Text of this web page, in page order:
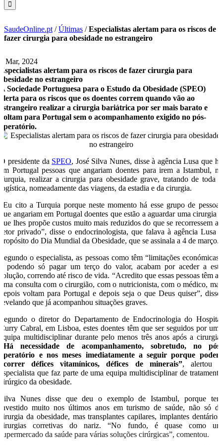
SaudeOnline.pt /Últimas /Especialistas alertam para os riscos de
fazer cirurgia para obesidade no estrangeiro
4 Mar, 2024
Especialistas alertam para os riscos de fazer cirurgia para
obesidade no estrangeiro
A Sociedade Portuguesa para o Estudo da Obesidade (SPEO)
alerta para os riscos que os doentes correm quando vão ao
estrangeiro realizar a cirurgia bariátrica por ser mais barato e
voltam para Portugal sem o acompanhamento exigido no pós-
operatório.
O presidente da SPEO, José Silva Nunes, disse à agência Lusa que há
em Portugal pessoas que angariam doentes para irem a Istambul, na
Turquia, realizar a cirurgia para obesidade grave, tratando de toda a
logística, nomeadamente das viagens, da estadia e da cirurgia.
“Eu cito a Turquia porque neste momento há esse grupo de pessoas
que angariam em Portugal doentes que estão a aguardar uma cirurgia e
que lhes propõe custos muito mais reduzidos do que se recorressem ao
setor privado”, disse o endocrinologista, que falava à agência Lusa a
propósito do Dia Mundial da Obesidade, que se assinala a 4 de março.
Segundo o especialista, as pessoas como têm “limitações económicas”
e podendo só pagar um terço do valor, acabam por aceder a esta
solução, correndo até risco de vida. “Acredito que essas pessoas têm ali
uma consulta com o cirurgião, com o nutricionista, com o médico, mas
depois voltam para Portugal e depois seja o que Deus quiser”, disse,
revelando que já acompanhou situações graves.
Segundo o diretor do Departamento de Endocrinologia do Hospital
Curry Cabral, em Lisboa, estes doentes têm que ser seguidos por uma
equipa multidisciplinar durante pelo menos três anos após a cirurgia.
“Há necessidade de acompanhamento, sobretudo, no pós-
operatório e nos meses imediatamente a seguir porque podem
ocorrer défices vitamínicos, défices de minerais”, alertou o
especialista que faz parte de uma equipa multidisciplinar de tratamento
cirúrgico da obesidade.
Silva Nunes disse que deu o exemplo de Istambul, porque tem
investido muito nos últimos anos em turismo de saúde, não só de
cirurgia da obesidade, mas transplantes capilares, implantes dentários,
cirurgias corretivas do nariz. “No fundo, é quase como um
supermercado da saúde para várias soluções cirúrgicas”, comentou.